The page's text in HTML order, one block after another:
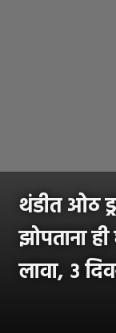
थंडीत ओठ
झोपताना
लावा, ३